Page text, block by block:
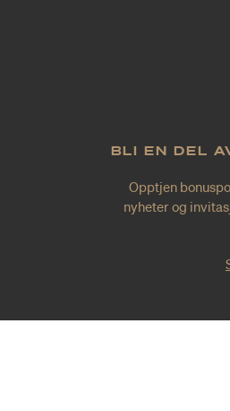
BLI EN DEL
Opptjen
nyheter og